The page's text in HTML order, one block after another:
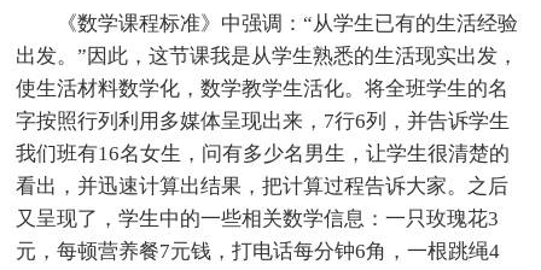
《数学课程标准》中强调：“从学生已有的生活经验
出发。”因此，这节课我是从学生熟悉的生活现实出发，
使生活材料数学化，数学教学生活化。将全班学生的名
字按照行列利用多媒体呈现出来，7行6列，并告诉学生
我们班有16名女生，问有多少名男生，让学生很清楚的
看出，并迅速计算出结果，把计算过程告诉大家。之后
又呈现了，学生中的一些相关数学信息：一只玫瑰花3
元，每顿营养餐7元钱，打电话每分钟6角，一根跳绳4